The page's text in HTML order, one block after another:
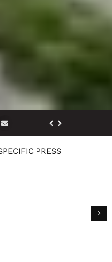
PRESS